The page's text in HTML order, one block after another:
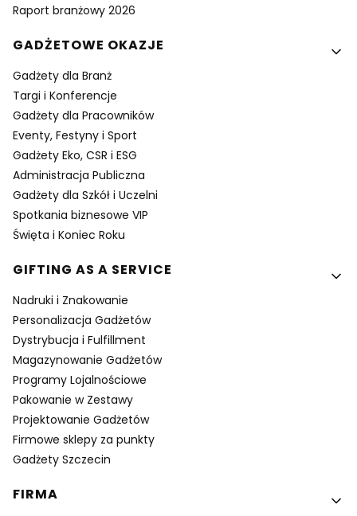
Raport branżowy 2026
GADŻETOWE OKAZJE
Gadżety dla Branż
Targi i Konferencje
Gadżety dla Pracowników
Eventy, Festyny i Sport
Gadżety Eko, CSR i ESG
Administracja Publiczna
Gadżety dla Szkół i Uczelni
Spotkania biznesowe VIP
Święta i Koniec Roku
GIFTING AS A SERVICE
Nadruki i Znakowanie
Personalizacja Gadżetów
Dystrybucja i Fulfillment
Magazynowanie Gadżetów
Programy Lojalnościowe
Pakowanie w Zestawy
Projektowanie Gadżetów
Firmowe sklepy za punkty
Gadżety Szczecin
FIRMA